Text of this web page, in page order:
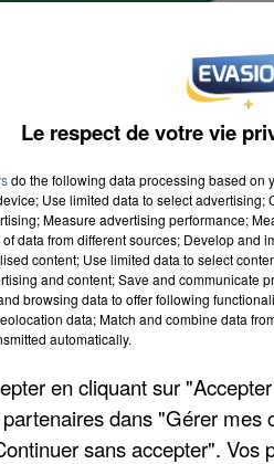
Le respect de votre vie
do the following data processing based on
Use limited data to select
Measure advertising performance;
data from different sources; Develop and
content; Use limited data to select
and content; Save and communicate
browsing data to offer following
data; Match and combine data
automatically.
en cliquant sur
dans "Gérer
sans accepter". Vos